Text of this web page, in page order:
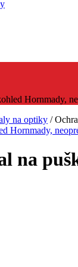
Hornmady,
na optiky /
na